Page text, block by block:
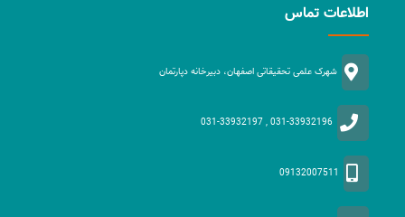
اطلاعات تماس
شهرک علمی تحقیقاتی اصفهان، دبیرخانه دپارتمان
031-33932196 , 031-33932197
09132007511